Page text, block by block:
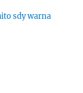
sdy warna